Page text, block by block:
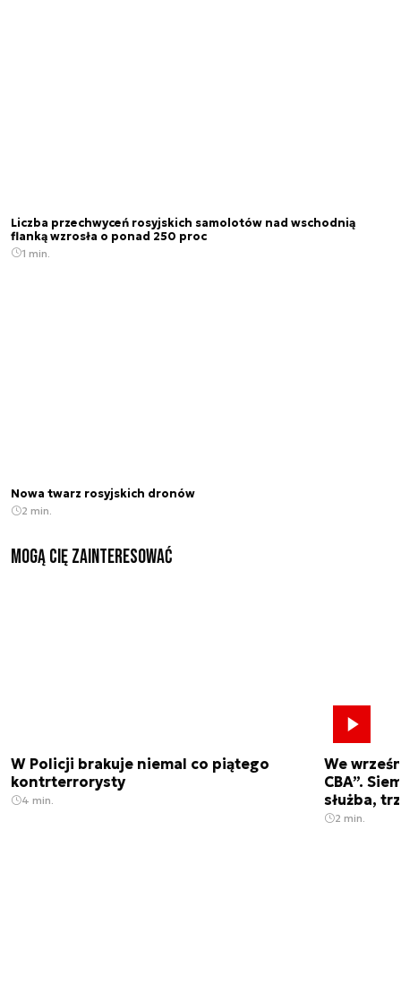
Liczba przechwyceń rosyjskich samolotów nad wschodnią
flanką wzrosła o ponad 250 proc
1 min.
Nowa twarz rosyjskich dronów
2 min.
Mogą Cię zainteresować
W Policji brakuje niemal co piątego
kontrterrorysty
4 min.
We
CBA”.
służba,
2 min.